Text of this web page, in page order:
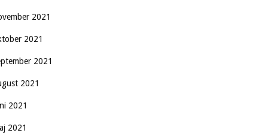
2021
2021
2021
2021
2021
2021